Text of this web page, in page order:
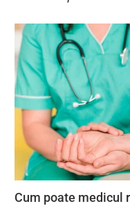
Cum poate medicul